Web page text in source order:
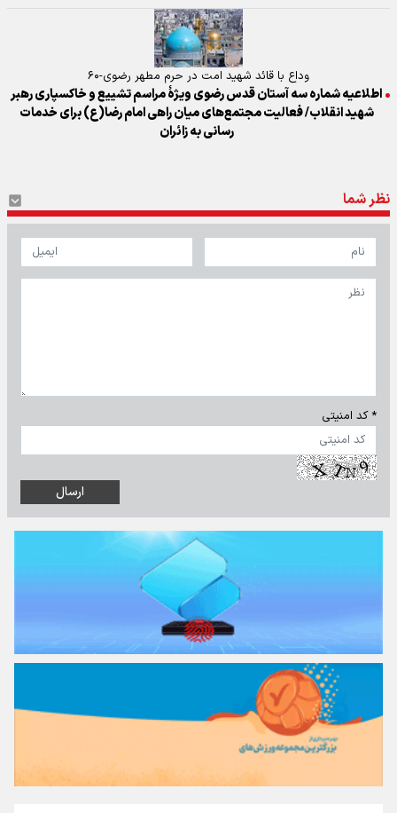
وداع با قائد شهید امت در حرم مطهر رضوی-۶۰
اطلاعیه شماره سه آستان قدس رضوی ویژهٔ مراسم تشییع و خاکسپاری رهبر
شهید انقلاب/ فعالیت مجتمع‌های میان راهی امام رضا(ع) برای خدمات
رسانی به زائران
نظر شما
* کد امنیتی